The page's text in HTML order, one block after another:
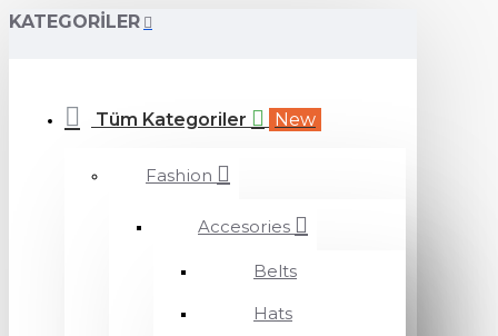
KATEGORILER
Tüm Kategoriler New
Fashion
Accesories
Belts
Hats